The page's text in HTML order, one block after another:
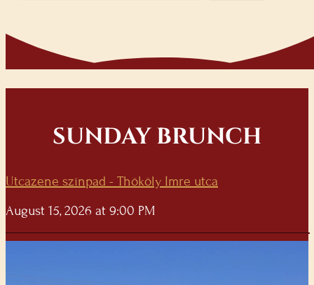
SUNDAY BRUNCH
Utcazene színpad - Thököly Imre utca
August 15, 2026 at 9:00 PM